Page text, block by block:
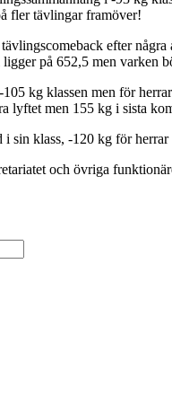
fler tävlingar framöver!
efter
på 652,5 men varken
105 kg klassen men för
lyftet men 155 kg i sista
sin klass, -120 kg för
och övriga